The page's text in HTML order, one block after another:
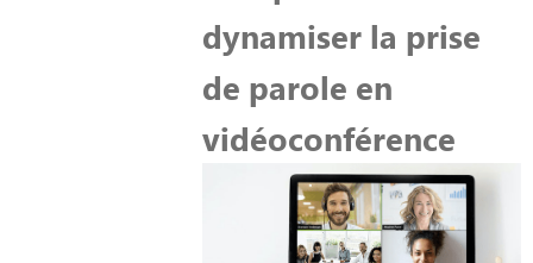
dynamiser la prise
de parole en
vidéoconférence